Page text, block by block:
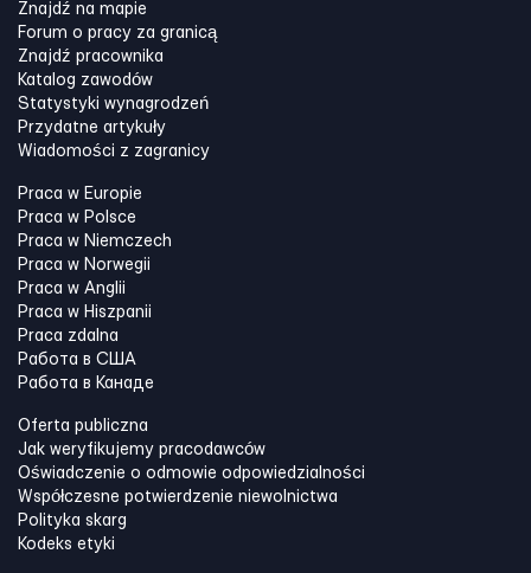
Znajdź na mapie
Forum o pracy za granicą
Znajdź pracownika
Katalog zawodów
Statystyki wynagrodzeń
Przydatne artykuły
Wiadomości z zagranicy
Praca w Europie
Praca w Polsce
Praca w Niemczech
Praca w Norwegii
Praca w Anglii
Praca w Hiszpanii
Praca zdalna
Работа в США
Работа в Канадe
Oferta publiczna
Jak weryfikujemy pracodawców
Oświadczenie o odmowie odpowiedzialności
Współczesne potwierdzenie niewolnictwa
Polityka skarg
Kodeks etyki